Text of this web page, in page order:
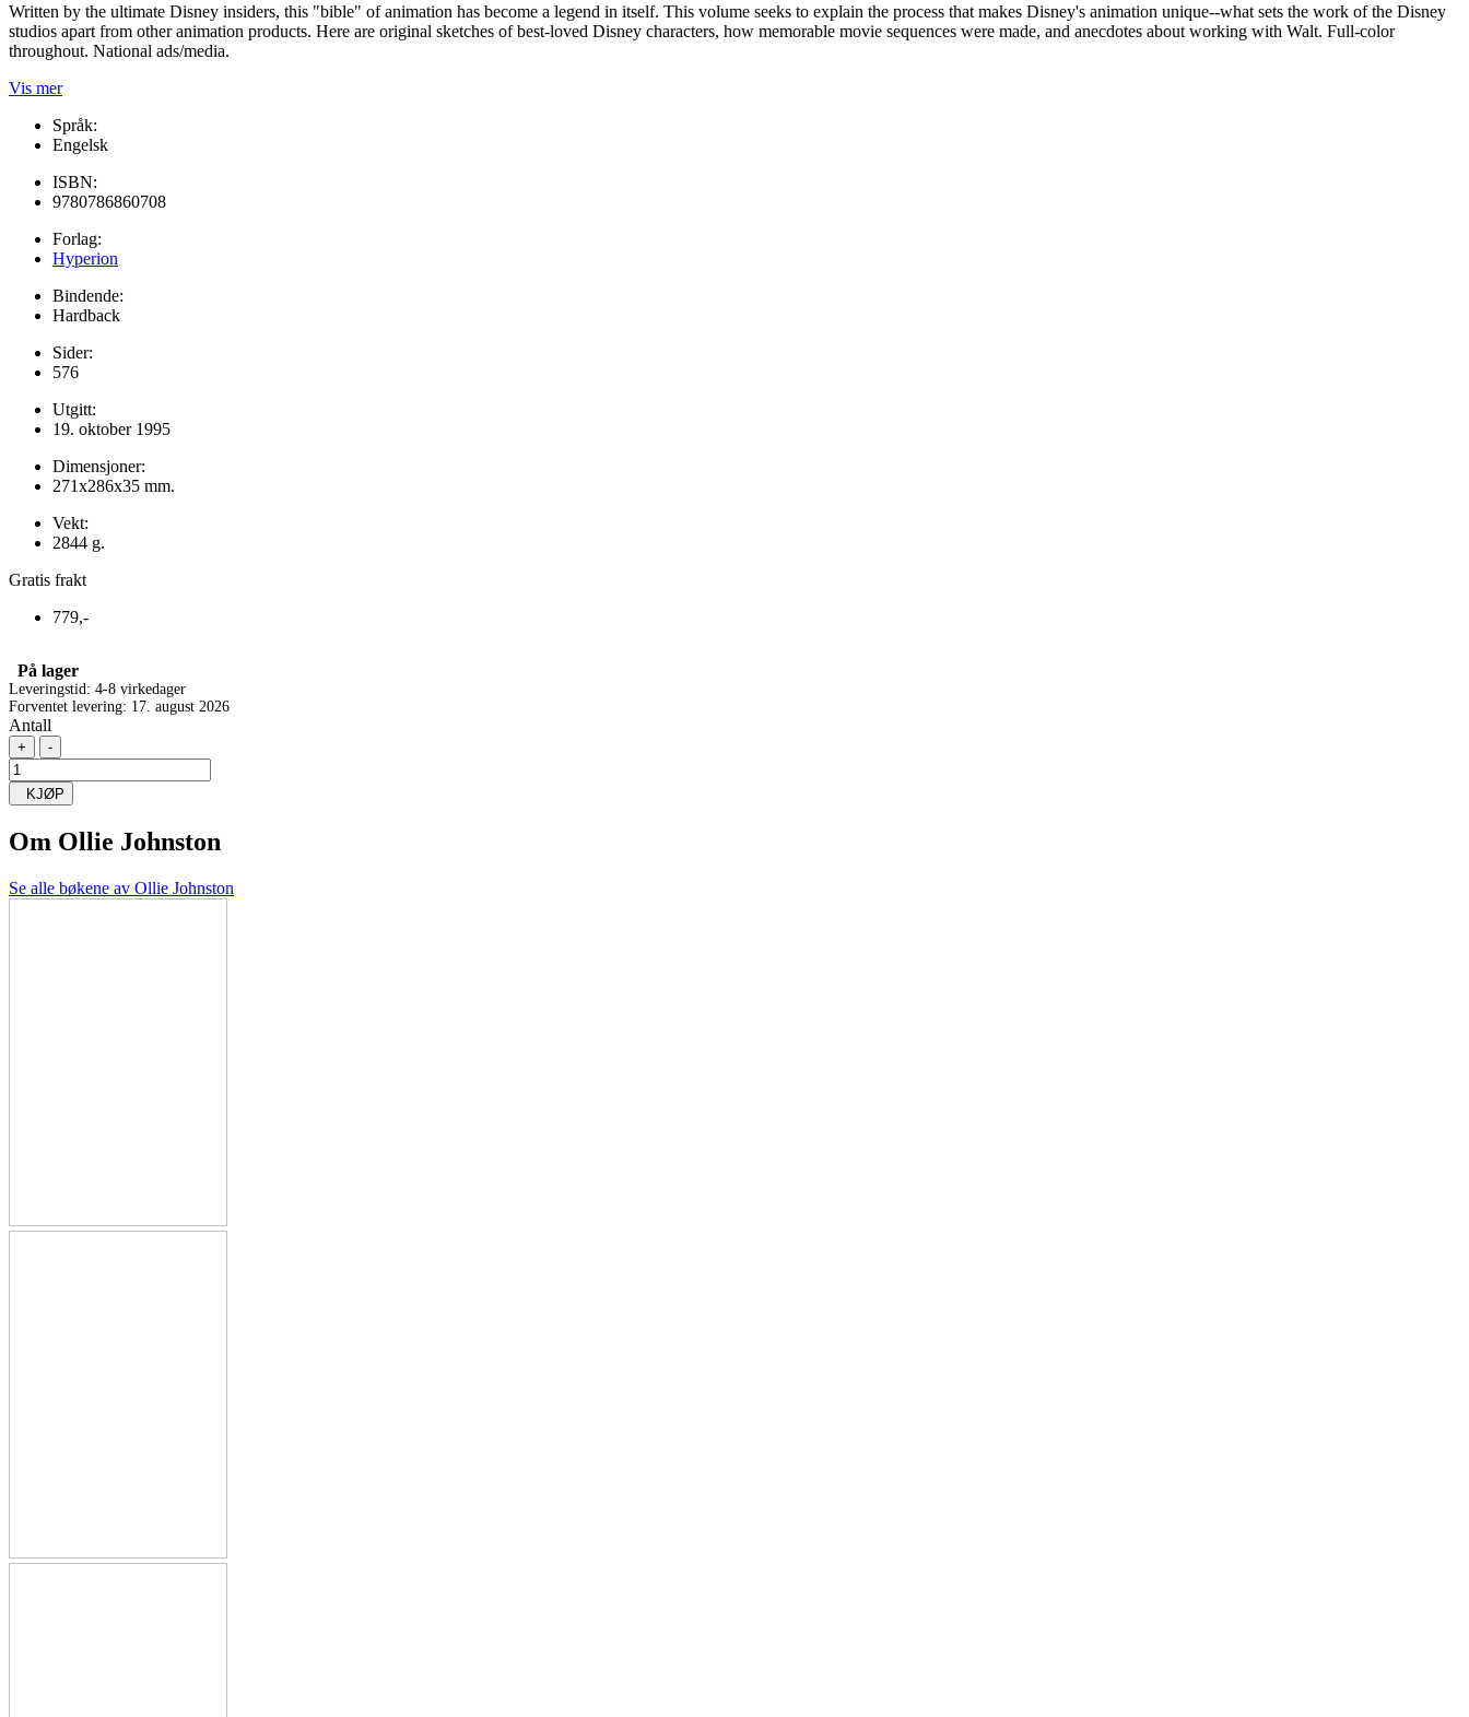
Written by the ultimate Disney insiders, this "bible" of animation has become a legend in itself. This volume seeks to explain the process that makes Disney's animation unique--what sets the work of the Disney
studios apart from other animation products. Here are original sketches of best-loved Disney characters, how memorable movie sequences were made, and anecdotes about working with Walt. Full-color
throughout. National ads/media.
Vis mer
Språk:
Engelsk
ISBN:
9780786860708
Forlag:
Hyperion
Bindende:
Hardback
Sider:
576
Utgitt:
19. oktober 1995
Dimensjoner:
271x286x35 mm.
Vekt:
2844 g.
Gratis frakt
779,-
På lager
Leveringstid: 4-8 virkedager
Forventet levering: 17. august 2026
Antall
+ -
KJØP
Om Ollie Johnston
Se alle bøkene av Ollie Johnston